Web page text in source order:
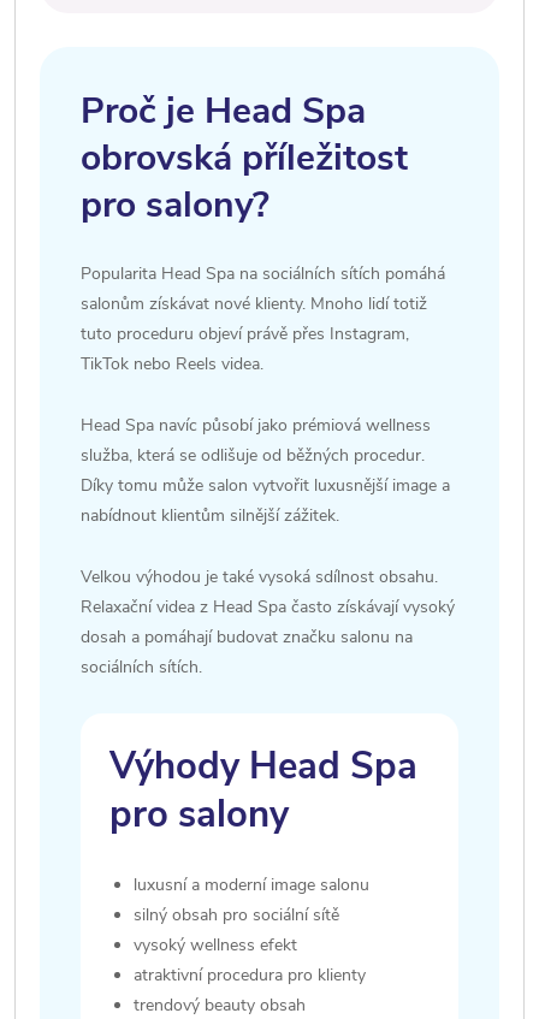
Proč je Head Spa
obrovská příležitost
pro salony?
Popularita Head Spa na sociálních sítích pomáhá
salonům získávat nové klienty. Mnoho lidí totiž
tuto proceduru objeví právě přes Instagram,
TikTok nebo Reels videa.
Head Spa navíc působí jako prémiová wellness
služba, která se odlišuje od běžných procedur.
Díky tomu může salon vytvořit luxusnější image a
nabídnout klientům silnější zážitek.
Velkou výhodou je také vysoká sdílnost obsahu.
Relaxační videa z Head Spa často získávají vysoký
dosah a pomáhají budovat značku salonu na
sociálních sítích.
Výhody Head Spa
pro salony
luxusní a moderní image salonu
silný obsah pro sociální sítě
vysoký wellness efekt
atraktivní procedura pro klienty
trendový beauty obsah